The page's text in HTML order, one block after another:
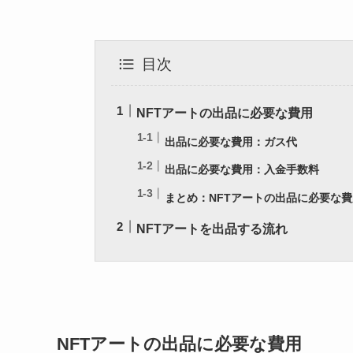
目次
NFTアートの出品に必要な費用
出品に必要な費用：ガス代
出品に必要な費用：入金手数料
まとめ：NFTアートの出品に必要な
NFTアートを出品する流れ
NFTアートの出品に必要な費用